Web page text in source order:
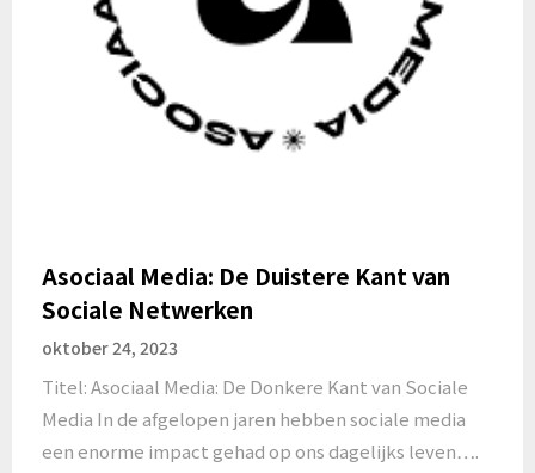
Asociaal Media: De Duistere Kant van
Sociale Netwerken
oktober 24, 2023
Titel: Asociaal Media: De Donkere Kant van Sociale
Media In de afgelopen jaren hebben sociale media
een enorme impact gehad op ons dagelijks leven….